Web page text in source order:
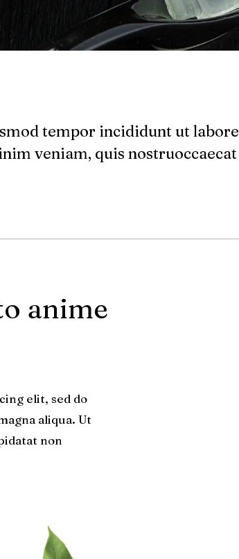
tempor incididunt ut labore
veniam, quis nostruoccaecat
anime
elit, sed do
aliqua. Ut
non